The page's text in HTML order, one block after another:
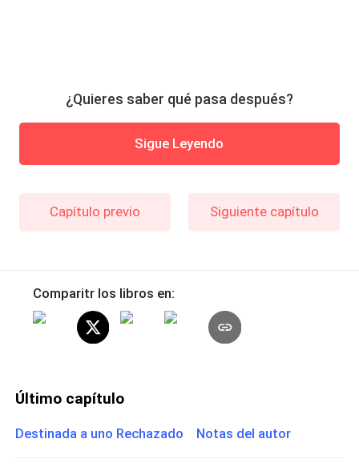
¿Quieres saber qué pasa después?
Sigue Leyendo
Capítulo previo Siguiente capítulo
Comparitr los libros en:
Último capítulo
Destinada a uno Rechazado Notas del autor